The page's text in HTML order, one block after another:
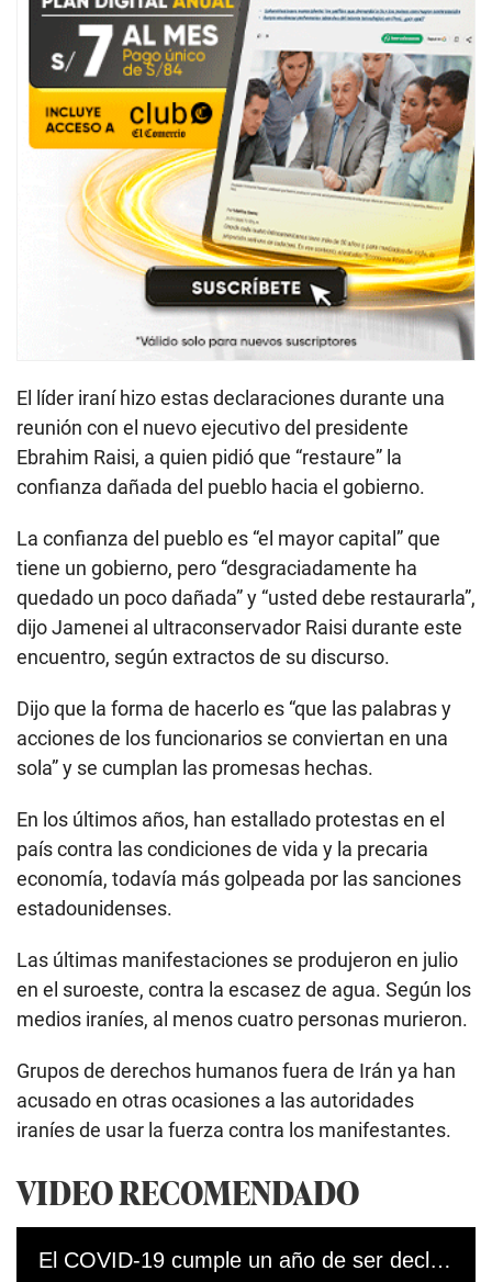
El líder iraní hizo estas declaraciones durante una
reunión con el nuevo ejecutivo del presidente
Ebrahim Raisi, a quien pidió que “restaure” la
confianza dañada del pueblo hacia el gobierno.
La confianza del pueblo es “el mayor capital” que
tiene un gobierno, pero “desgraciadamente ha
quedado un poco dañada” y “usted debe restaurarla”,
dijo Jamenei al ultraconservador Raisi durante este
encuentro, según extractos de su discurso.
Dijo que la forma de hacerlo es “que las palabras y
acciones de los funcionarios se conviertan en una
sola” y se cumplan las promesas hechas.
En los últimos años, han estallado protestas en el
país contra las condiciones de vida y la precaria
economía, todavía más golpeada por las sanciones
estadounidenses.
Las últimas manifestaciones se produjeron en julio
en el suroeste, contra la escasez de agua. Según los
medios iraníes, al menos cuatro personas murieron.
Grupos de derechos humanos fuera de Irán ya han
acusado en otras ocasiones a las autoridades
iraníes de usar la fuerza contra los manifestantes.
VIDEO RECOMENDADO
El COVID-19 cumple un año de ser declarado como pandemia